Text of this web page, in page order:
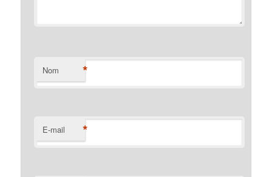
Nom *
E-mail *